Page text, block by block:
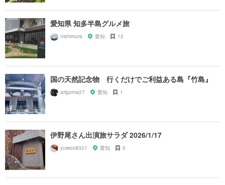
愛知県 知多半島グルメ旅
nishimura 愛知 12
国の天然記念物 行くだけでご利益ある島『竹島』
arigoma27 愛知 1
伊野尾さん出演旅サラダ 2026/1/17
yuwoo8321 愛知 0